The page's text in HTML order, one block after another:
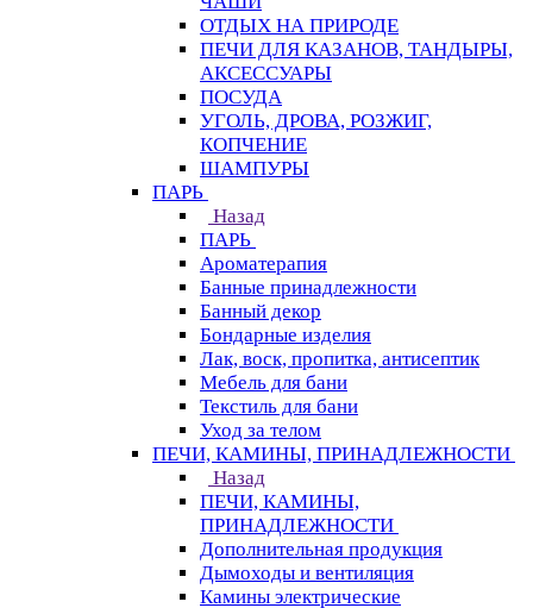
ОТДЫХ НА ПРИРОДЕ
ПЕЧИ ДЛЯ КАЗАНОВ, ТАНДЫРЫ,
АКСЕССУАРЫ
ПОСУДА
УГОЛЬ, ДРОВА, РОЗЖИГ,
КОПЧЕНИЕ
ШАМПУРЫ
ПАРЬ
Назад
ПАРЬ
Ароматерапия
Банные принадлежности
Банный декор
Бондарные изделия
Лак, воск, пропитка, антисептик
Мебель для бани
Текстиль для бани
Уход за телом
ПЕЧИ, КАМИНЫ, ПРИНАДЛЕЖНОСТИ
Назад
ПЕЧИ, КАМИНЫ,
ПРИНАДЛЕЖНОСТИ
Дополнительная продукция
Дымоходы и вентиляция
Камины электрические